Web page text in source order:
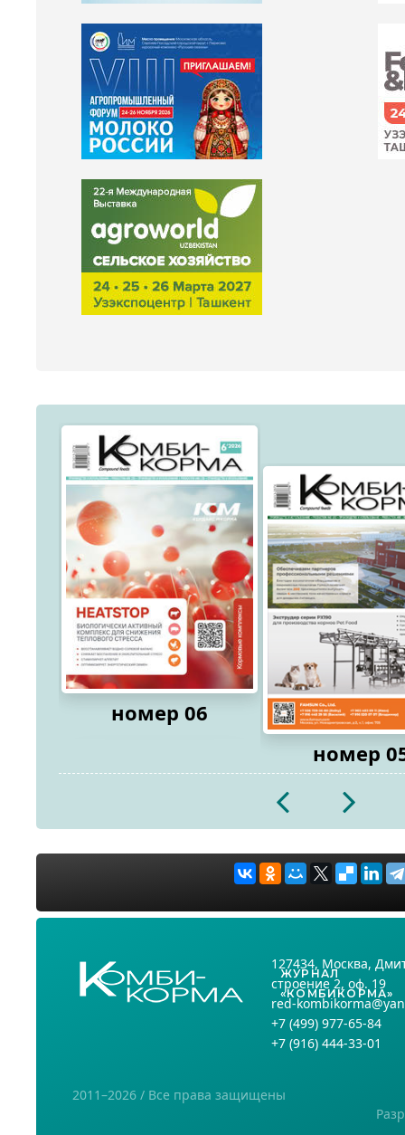
номер 06
номер
2026
ЖУРНАЛ
«КОМБИКОРМА»
127434, Москва,
строение 2, оф. 19
red-
+7 (499) 977-65-84
+7 (916) 444-33-01
2011–2026 / Все права защищены